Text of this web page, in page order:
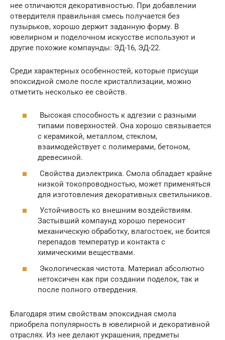
нее отличаются декоративностью. При добавлении
отвердителя правильная смесь получается без
пузырьков, хорошо держит заданную форму. В
ювелирном и поделочном искусстве используют и
другие похожие компаунды: ЭД-16, ЭД-22.
Среди характерных особенностей, которые присущи
эпоксидной смоле после кристаллизации, можно
отметить несколько ее свойств.
Высокая способность к адгезии с разными
типами поверхностей. Она хорошо связывается
с керамикой, металлом, стеклом,
взаимодействует с полимерами, бетоном,
древесиной.
Свойства диэлектрика. Смола обладает крайне
низкой токопроводностью, может применяться
для изготовления декоративных светильников.
Устойчивость ко внешним воздействиям.
Застывший компаунд хорошо переносит
механическую обработку, влагостоек, не боится
перепадов температур и контакта с
химическими веществами.
Экологическая чистота. Материал абсолютно
нетоксичен как при создании поделок, так и
после полного отвердения.
Благодаря этим свойствам эпоксидная смола
приобрела популярность в ювелирной и декоративной
отраслях. Из нее делают украшения, предметы